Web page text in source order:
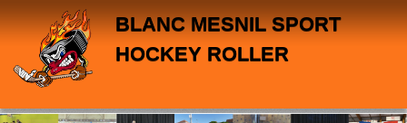
BLANC MESNIL SPORT
HOCKEY ROLLER
Panneau de gestion des cookies